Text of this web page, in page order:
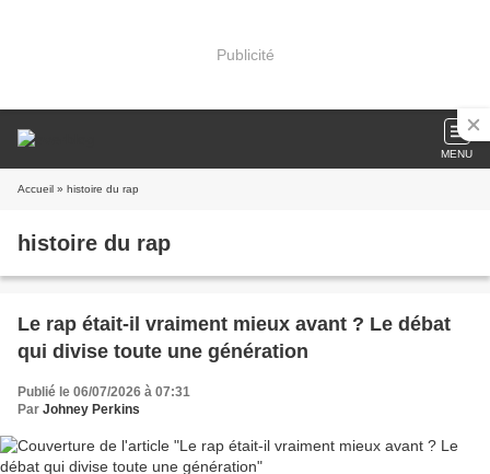
Publicité
MENU
Accueil » histoire du rap
histoire du rap
Le rap était-il vraiment mieux avant ? Le débat
qui divise toute une génération
Publié le 06/07/2026 à 07:31
Par Johney Perkins